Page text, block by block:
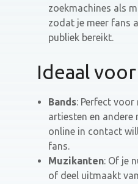
zoekmachines als
zodat je meer fans
publiek bereikt.
Ideaal voor
Bands: Perfect
artiesten en andere
online in contact
fans.
Muzikanten: Of je
of deel uitmaakt